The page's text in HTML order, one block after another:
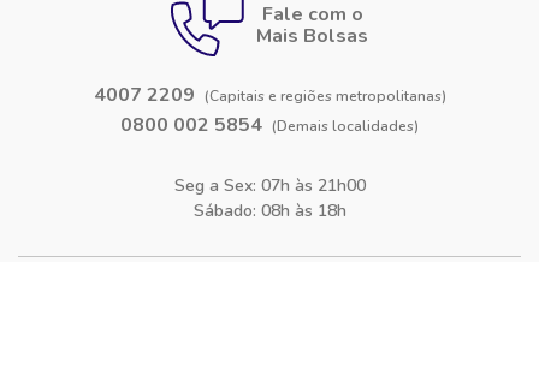
Fale com o
Mais Bolsas
4007 2209 (Capitais e regiões metropolitanas)
0800 002 5854 (Demais localidades)
Seg a Sex: 07h às 21h00
Sábado: 08h às 18h